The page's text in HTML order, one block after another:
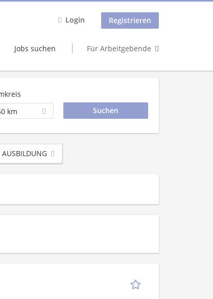
Login Registrieren
Jobs suchen Für Arbeitgebende
km
AUSBILDUNG